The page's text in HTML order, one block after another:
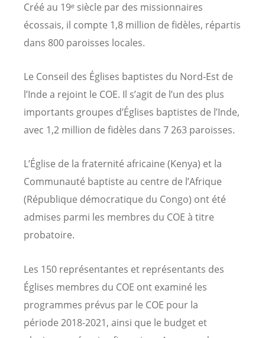
Créé au 19ᵉ siècle par des missionnaires
écossais, il compte 1,8 million de fidèles, répartis
dans 800 paroisses locales.
Le Conseil des Églises baptistes du Nord-Est de
l’Inde a rejoint le COE. Il s’agit de l’un des plus
importants groupes d’Églises baptistes de l’Inde,
avec 1,2 million de fidèles dans 7 263 paroisses.
L’Église de la fraternité africaine (Kenya) et la
Communauté baptiste au centre de l’Afrique
(République démocratique du Congo) ont été
admises parmi les membres du COE à titre
probatoire.
Les 150 représentantes et représentants des
Églises membres du COE ont examiné les
programmes prévus par le COE pour la
période 2018-2021, ainsi que le budget et